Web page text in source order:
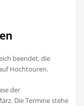
beendet, die
Hochtouren.
der
Die Termine stehe